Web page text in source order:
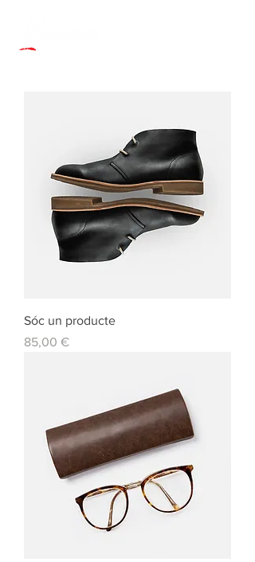
Sóc un producte
Preu
85,00 €